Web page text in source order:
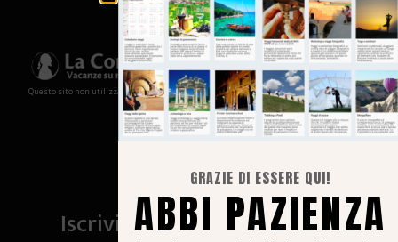
Questo sito non utilizza cookies e non memorizza in alcun modo le tue informazioni
Iscriviti al canale Whatsapp
GRAZIE DI ESSERE QUI!
ABBI PAZIENZA